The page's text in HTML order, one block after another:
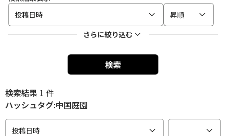
投稿日時
昇順
さらに絞り込む
検索
検索結果 1 件
ハッシュタグ:中国庭園
投稿日時